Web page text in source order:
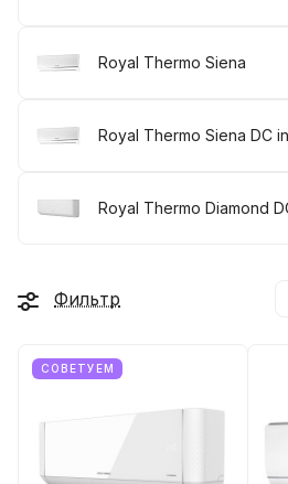
Royal Thermo Siena
Royal Thermo Siena DC
Royal Thermo Diamond
Фильтр
СОВЕТУЕМ